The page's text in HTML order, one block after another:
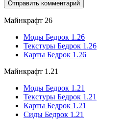
Майнкрафт 26
Моды Бедрок 1.26
Текстуры Бедрок 1.26
Карты Бедрок 1.26
Майнкрафт 1.21
Моды Бедрок 1.21
Текстуры Бедрок 1.21
Карты Бедрок 1.21
Сиды Бедрок 1.21